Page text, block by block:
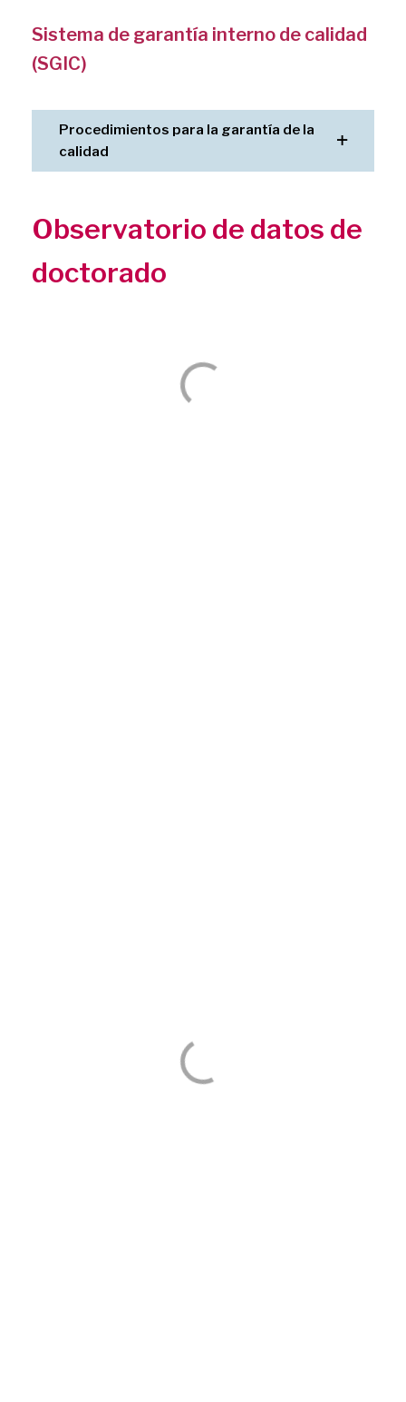
Sistema de garantía interno de calidad
(SGIC)
Procedimientos para la garantía de la
calidad
Observatorio de datos de
doctorado